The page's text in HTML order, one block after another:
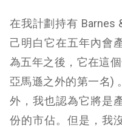
在我計劃持有 Barnes
己明白它在五年內會
為五年之後，它在這
亞馬遜之外的第一名)
外，我也認為它將是
份的市佔。但是，我